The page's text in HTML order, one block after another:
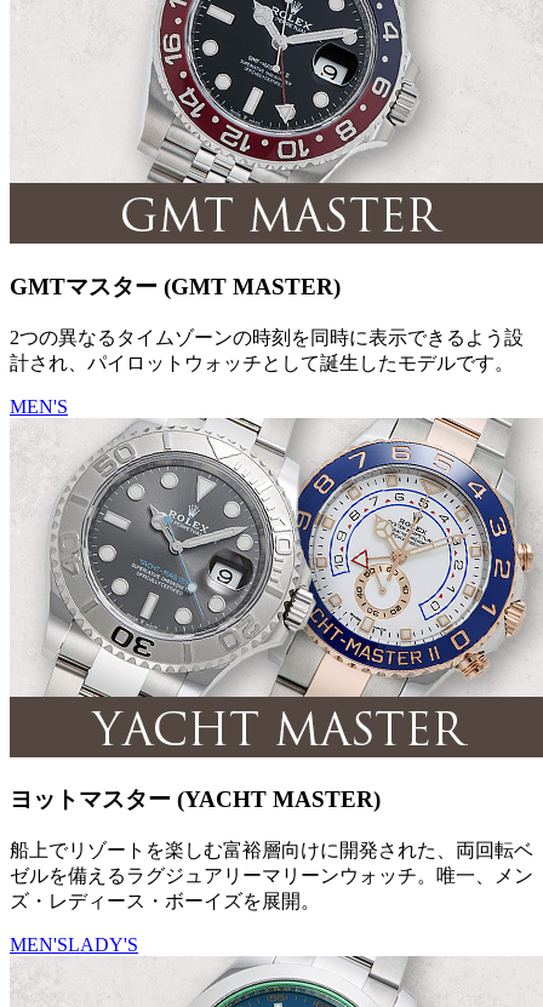
GMTマスター (GMT MASTER)
2つの異なるタイムゾーンの時刻を同時に表示できるよう設
計され、パイロットウォッチとして誕生したモデルです。
MEN'S
ヨットマスター (YACHT MASTER)
船上でリゾートを楽しむ富裕層向けに開発された、両回転ベ
ゼルを備えるラグジュアリーマリーンウォッチ。唯一、メン
ズ・レディース・ボーイズを展開。
MEN'SLADY'S